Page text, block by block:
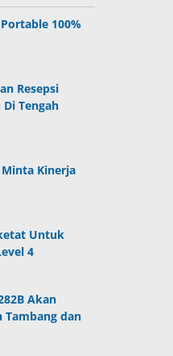
100%
Resepsi
Tengah
Minta Kinerja
Untuk
4
Akan
Tambang dan